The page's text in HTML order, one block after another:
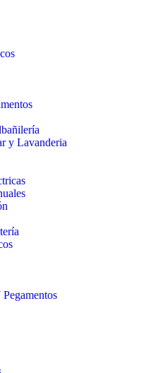
y Lavanderia